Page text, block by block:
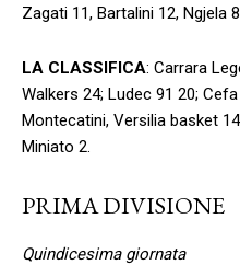
Zagati 11, Bartalini 12, Ngjela
LA CLASSIFICA: Carrara
Walkers 24; Ludec 91 20;
Montecatini, Versilia basket
Miniato 2.
PRIMA DIVISIONE
Quindicesima giornata